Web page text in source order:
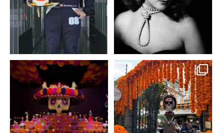
A partir de hoy miercoles
23 de octubre y hasta el...
2 0
No te pierdas la exhibición
de @menchaca.studio...
2 0